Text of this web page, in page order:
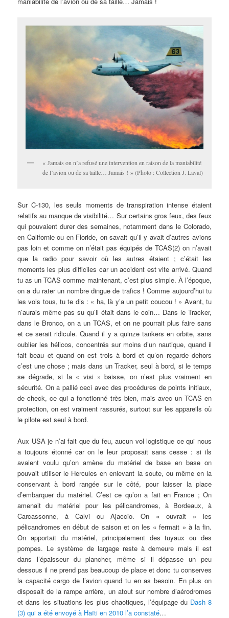
« Jamais on n’a refusé une intervention en raison de la maniabilité
de l’avion ou de sa taille… Jamais ! » (Photo : Collection J. Laval)
Sur C-130, les seuls moments de transpiration intense étaient
relatifs au manque de visibilité… Sur certains gros feux, des feux
qui pouvaient durer des semaines, notamment dans le Colorado,
en Californie ou en Floride, on savait qu’il y avait d’autres avions
pas loin et comme on n’était pas équipés de TCAS(2) on n’avait
que la radio pour savoir où les autres étaient ; c’était les
moments les plus difficiles car un accident est vite arrivé. Quand
tu as un TCAS comme maintenant, c’est plus simple. À l’époque,
on a du rater un nombre dingue de trafics ! Comme aujourd’hui tu
les vois tous, tu te dis : « ha, là y’a un petit coucou ! » Avant, tu
n’aurais même pas su qu’il était dans le coin… Dans le Tracker,
dans le Bronco, on a un TCAS, et on ne pourrait plus faire sans
et ce serait ridicule. Quand il y a quinze tankers en orbite, sans
oublier les hélicos, concentrés sur moins d’un nautique, quand il
fait beau et quand on est trois à bord et qu’on regarde dehors
c’est une chose ; mais dans un Tracker, seul à bord, si le temps
se dégrade, si la « visi » baisse, on n’est plus vraiment en
sécurité. On a pallié ceci avec des procédures de points initiaux,
de check, ce qui a fonctionné très bien, mais avec un TCAS en
protection, on est vraiment rassurés, surtout sur les appareils où
le pilote est seul à bord.
Aux USA je n’ai fait que du feu, aucun vol logistique ce qui nous
a toujours étonné car on le leur proposait sans cesse : si ils
avaient voulu qu’on amène du matériel de base en base on
pouvait utiliser le Hercules en enlevant la soute, ou même en la
conservant à bord rangée sur le côté, pour laisser la place
d’embarquer du matériel. C’est ce qu’on a fait en France ; On
amenait du matériel pour les pélicandromes, à Bordeaux, à
Carcassonne, à Calvi ou Ajaccio. On « ouvrait » les
pélicandromes en début de saison et on les « fermait » à la fin.
On apportait du matériel, principalement des tuyaux ou des
pompes. Le système de largage reste à demeure mais il est
dans l’épaisseur du plancher, même si il dépasse un peu
dessous il ne prend pas beaucoup de place et donc tu conserves
la capacité cargo de l’avion quand tu en as besoin. En plus on
disposait de la rampe arrière, un atout sur nombre d’aérodromes
et dans les situations les plus chaotiques, l’équipage du Dash 8
(3) qui a été envoyé à Haïti en 2010 l’a constaté…